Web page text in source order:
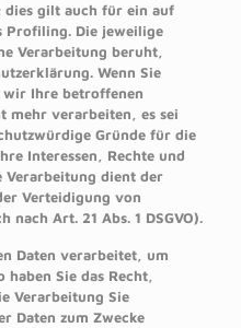
dies gilt auch für ein auf
Profiling. Die jeweilige
Verarbeitung beruht,
Wenn Sie
Ihre betroffenen
mehr verarbeiten, es sei
Gründe für die
Interessen, Rechte und
Verarbeitung dient der
Verteidigung von
nach Art. 21 Abs. 1 DSGVO).
Daten verarbeitet, um
Sie das Recht,
Verarbeitung Sie
Daten zum Zwecke